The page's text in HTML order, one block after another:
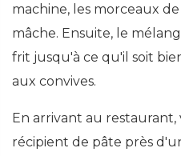
machine, les morceaux
mâche. Ensuite, le
frit jusqu'à ce qu'il soit
aux convives.
En arrivant au
récipient de pâte près